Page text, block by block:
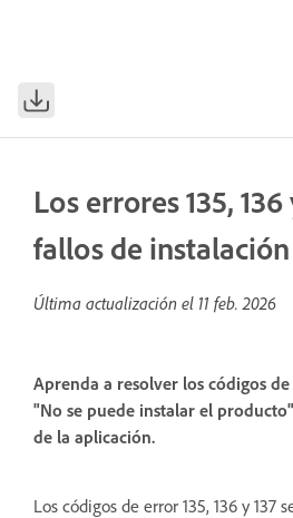
Los errores 135, 136
fallos de instalación
Última actualización el 11 feb. 2026
Aprenda a resolver los códigos de
"No se puede instalar el
de la aplicación.
Los códigos de error 135, 136 y 137